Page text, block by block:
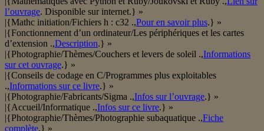
l’ouvrage. Disponible sur internet.} »
|{Mathc initiation/Fichiers h : c32 .,Pour en savoir plus.} »
|{Fonctionnement d’un ordinateur/Les périphériques et les cartes
d’extension .,Description.} »
|{Photographie/Thèmes/Couchers et levers de soleil .,Informations
sur cet ouvrage.} »
|{Conseils de codage en C/Programmes plus exploitables
.,Informations sur ce livre.} »
|{Photographie/Fabricants/Sigma .,Infos sur l’ouvrage.} »
|{Accueil/Informatique .,Infos sur ce livre.} »
|{Photographie/Thèmes/Photographie subaquatique .,Fiche
complète.} »